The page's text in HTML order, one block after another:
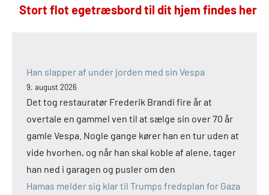
Stort flot egetræsbord til dit hjem findes her
Han slapper af under jorden med sin Vespa
9. august 2026
Det tog restauratør Frederik Brandi fire år at
overtale en gammel ven til at sælge sin over 70 år
gamle Vespa. Nogle gange kører han en tur uden at
vide hvorhen, og når han skal koble af alene, tager
han ned i garagen og pusler om den
Hamas melder sig klar til Trumps fredsplan for Gaza